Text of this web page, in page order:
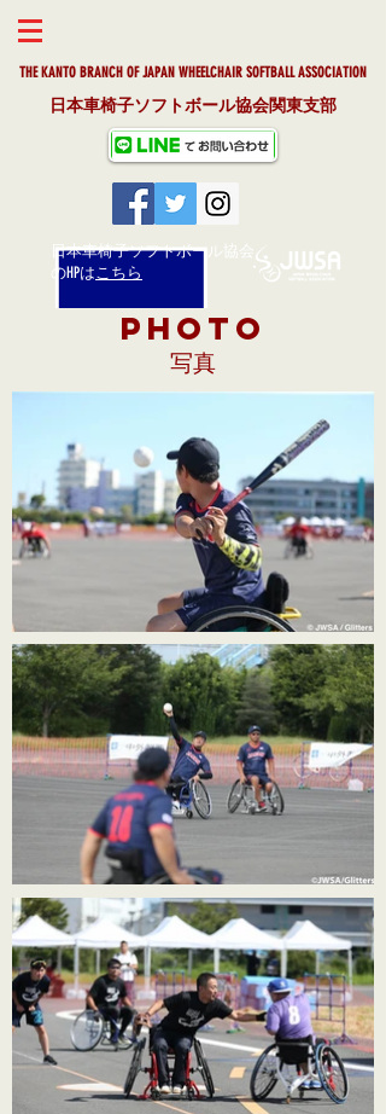
THE KANTO BRANCH OF JAPAN WHEELCHAIR SOFTBALL ASSOCIATION
日本車椅子ソフトボール協会関東支部
日本車椅子ソフトボール協会
​のHPはこちら
PHOTO
​写真